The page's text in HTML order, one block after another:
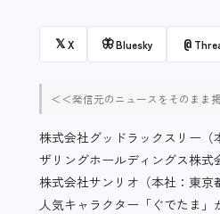
𝕏X 🦋Bluesky @
＜＜発信元のニュースをそのまま
株式会社グッドラックスリー
ザリングホールディングス株
株式会社サンリオ（本社：東京
人気キャラクター「ぐでたま」